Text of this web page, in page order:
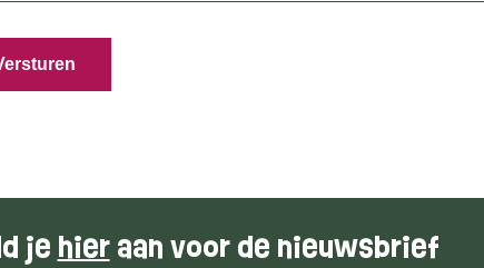
je hieraan voor de nieuwsbrief